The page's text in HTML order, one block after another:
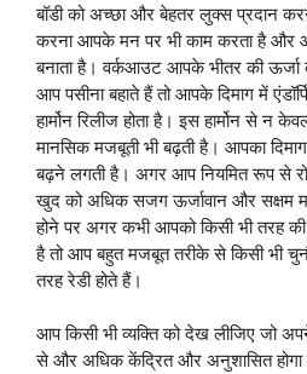
बॉडी को अच्छा और बेहतर लुक्स प्रदान
करना आपके मन पर भी काम करता है और
बनाता है। वर्कआउट आपके भीतर की ऊर्जा
आप पसीना बहाते हैं तो आपके दिमाग में
हार्मोन रिलीज होता है। इस हार्मोन से न
मानसिक मजबूती भी बढ़ती है। आपका
बढ़ने लगती है। अगर आप नियमित रूप से
खुद को अधिक सजग ऊर्जावान और
होने पर अगर कभी आपको किसी भी तरह की
है तो आप बहुत मजबूत तरीके से किसी भी
तरह रेडी होते हैं।
आप किसी भी व्यक्ति को देख लीजिए जो
से और अधिक केंद्रित और अनुशासित